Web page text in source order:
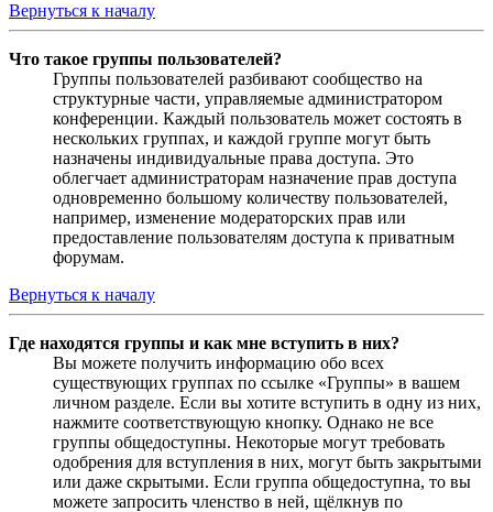
Вернуться к началу
Что такое группы пользователей?
Группы пользователей разбивают сообщество на
структурные части, управляемые администратором
конференции. Каждый пользователь может состоять в
нескольких группах, и каждой группе могут быть
назначены индивидуальные права доступа. Это
облегчает администраторам назначение прав доступа
одновременно большому количеству пользователей,
например, изменение модераторских прав или
предоставление пользователям доступа к приватным
форумам.
Вернуться к началу
Где находятся группы и как мне вступить в них?
Вы можете получить информацию обо всех
существующих группах по ссылке «Группы» в вашем
личном разделе. Если вы хотите вступить в одну из них,
нажмите соответствующую кнопку. Однако не все
группы общедоступны. Некоторые могут требовать
одобрения для вступления в них, могут быть закрытыми
или даже скрытыми. Если группа общедоступна, то вы
можете запросить членство в ней, щёлкнув по